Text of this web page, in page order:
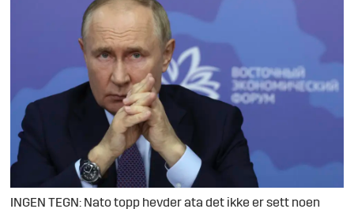
INGEN TEGN: Nato topp hevder ata det ikke er sett noen